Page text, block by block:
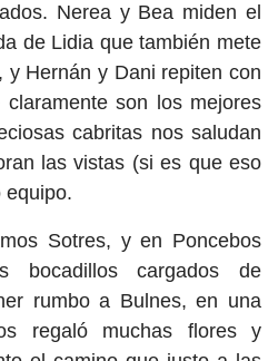
Nerea y Bea miden el
de Lidia que también mete
y Hernán y Dani repiten con
son los mejores
cabritas nos saludan
las vistas (si es que eso
equipo.
Sotres, y en Poncebos
bocadillos cargados de
rumbo a Bulnes, en una
regaló muchas flores y